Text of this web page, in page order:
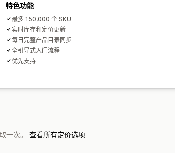
特色功能
最多 150,000 个 SKU
实时库存和定价更新
每日完整产品目录同步
全引导式入门流程
优先支持
一次。 查看所有定价选项